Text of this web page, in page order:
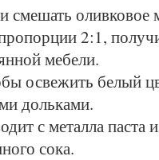
смешать
2:1,
мебели.
освежить белый
дольками.
с металла паста
сока.